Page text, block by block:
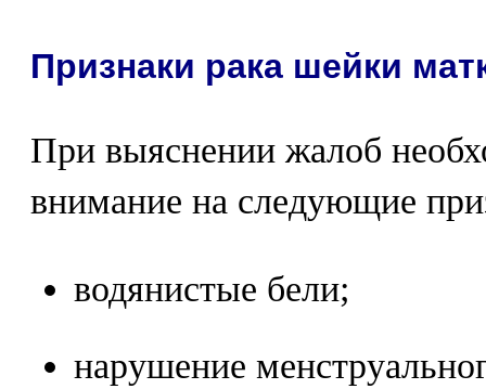
Признаки рака шейки
При выяснении жалоб
внимание на следующие
водянистые бели;
нарушение